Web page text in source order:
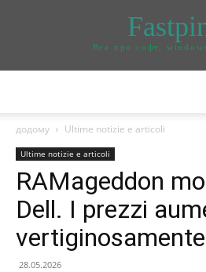
Все про софт,
додому Ultime notizie e articoli
Ultime notizie e articoli
RAMageddon
Dell. I prezzi
28.05.2026